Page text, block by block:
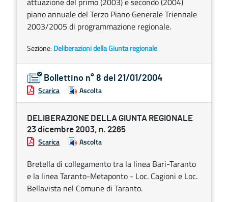
piano annuale del Terzo Piano Generale Triennale
2003/2005 di programmazione regionale.
Sezione: Deliberazioni della Giunta regionale
Bollettino n° 8 del 21/01/2004
Scarica Ascolta
DELIBERAZIONE DELLA GIUNTA REGIONALE
23 dicembre 2003, n. 2265
Scarica Ascolta
Bretella di collegamento tra la linea Bari-Taranto
e la linea Taranto-Metaponto - Loc. Cagioni e Loc.
Bellavista nel Comune di Taranto.